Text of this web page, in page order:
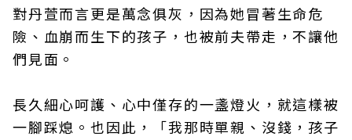
對丹萱而言更是萬念俱灰，因為她冒著生命危
險、血崩而生下的孩子，也被前夫帶走，不讓他
們見面。
長久細心呵護、心中僅存的一盞燈火，就這樣被
一腳踩熄。也因此，「我那時單親、沒錢，孩子